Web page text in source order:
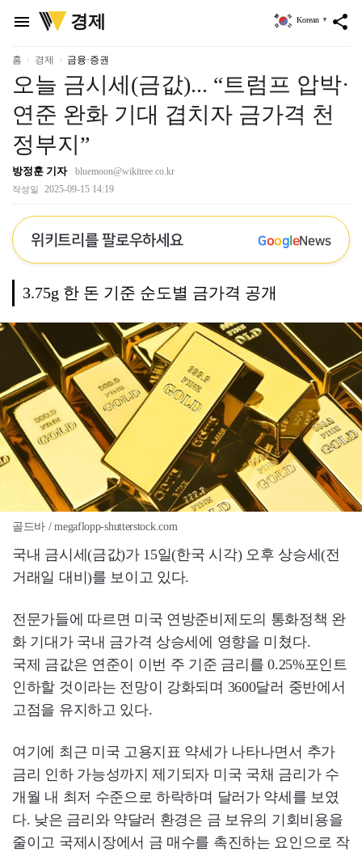
menu
위
키
리
경제 share
Korean ▼
홈 경제 금융·증권
오늘 금시세(금값)... “트럼프 압박·
연준 완화 기대 겹치자 금가격 천
정부지”
방정훈 기자 bluemoon@wikitree.co.kr
작성일 2025-09-15 14:19
위키트리를 팔로우하세요 GoogleNews
3.75g 한 돈 기준 순도별 금가격 공개
골드바 / megaflopp-shutterstock.com
국내 금시세(금값)가 15일(한국 시각) 오후 상승세(전
거래일 대비)를 보이고 있다.
전문가들에 따르면 미국 연방준비제도의 통화정책 완
화 기대가 국내 금가격 상승세에 영향을 미쳤다.
국제 금값은 연준이 이번 주 기준 금리를 0.25%포인트
인하할 것이라는 전망이 강화되며 3600달러 중반에서
고점을 유지하고 있다.
여기에 최근 미국 고용지표 약세가 나타나면서 추가
금리 인하 가능성까지 제기되자 미국 국채 금리가 수
개월 내 최저 수준으로 하락하며 달러가 약세를 보였
다. 낮은 금리와 약달러 환경은 금 보유의 기회비용을
줄이고 국제시장에서 금 매수를 촉진하는 요인으로 작